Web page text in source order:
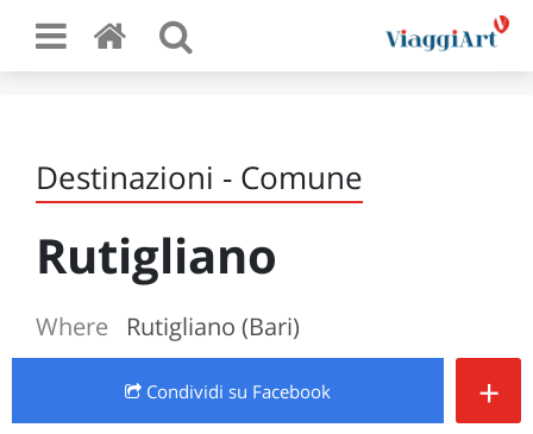
Destinazioni - Comune
Rutigliano
Where Rutigliano (Bari)
Condividi su Facebook +